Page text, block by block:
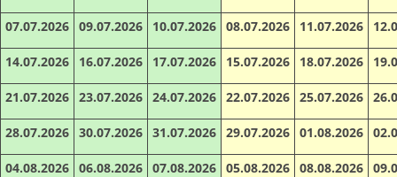
07.07.2026 09.07.2026 10.07.2026 08.07.2026 11.07.2026
14.07.2026 16.07.2026 17.07.2026 15.07.2026 18.07.2026
21.07.2026 23.07.2026 24.07.2026 22.07.2026 25.07.2026
28.07.2026 30.07.2026 31.07.2026 29.07.2026 01.08.2026
04.08.2026 06.08.2026 07.08.2026 05.08.2026 08.08.2026